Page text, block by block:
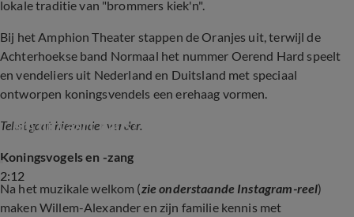
lokale traditie van "brommers kiek'n".
Bij het Amphion Theater stappen de Oranjes uit, terwijl de
Achterhoekse band Normaal het nummer Oerend Hard speelt
en vendeliers uit Nederland en Duitsland met speciaal
ontworpen koningsvendels een erehaag vormen.
Tekst gaat hieronder verder.
2:12
Gaat het koningsfeest in Doetinchem wel door
om uitvaart paus?
Koningsvogels en -zang
Na het muzikale welkom (zie onderstaande Instagram-reel)
maken Willem-Alexander en zijn familie kennis met